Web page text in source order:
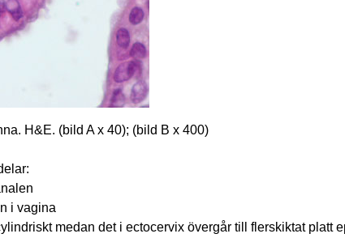
H&E. (bild A x 40); (bild B x 400)
i vagina
medan det i ectocervix övergår till flerskiktat platt